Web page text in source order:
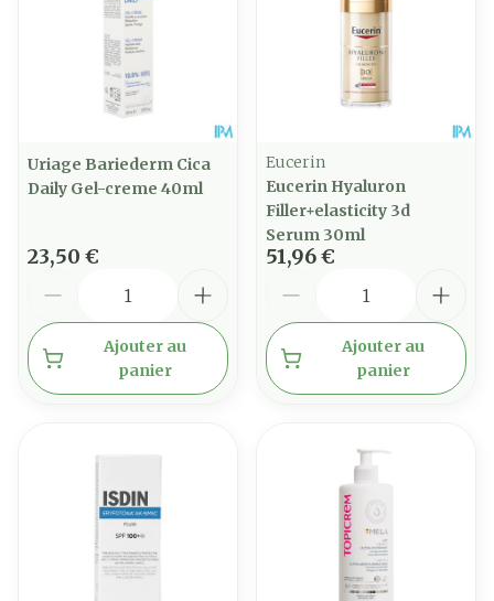
Uriage Bariederm Cica
Daily Gel-creme 40ml
23,50 €
Ajouter au
panier
Eucerin
Eucerin Hyaluron
Filler+elasticity 3d
Serum 30ml
51,96 €
Ajouter au
panier